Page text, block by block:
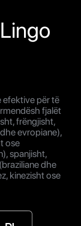
efektive për të
fjalët
frëngjisht,
evropiane),
ose
spanjisht,
dhe
kinezisht ose